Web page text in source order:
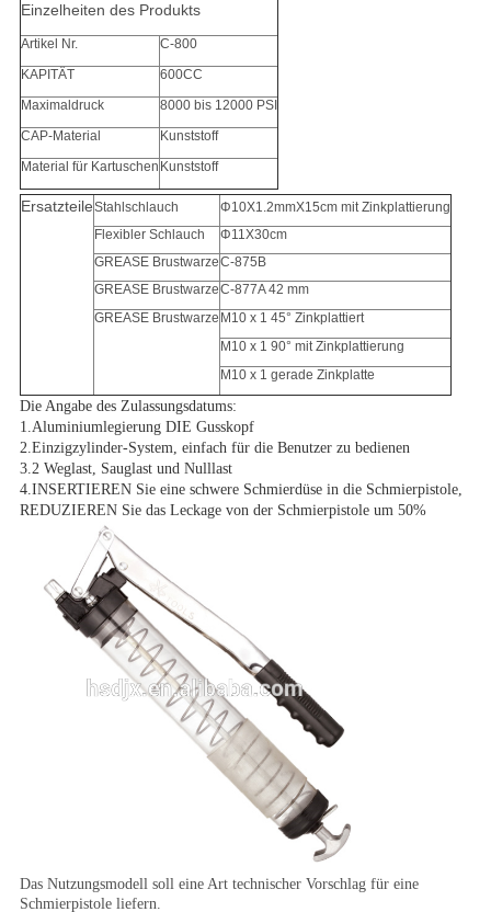
Einzelheiten des Produkts
Artikel Nr.
C-800
KAPITÄT
600CC
Maximaldruck
8000 bis 12000 PSI
CAP-Material
Kunststoff
Material für Kartuschen Kunststoff
ErsatzteileStahlschlauch
Φ10X1.2mmX15cm mit Zinkplattierung
Flexibler Schlauch
Φ11X30cm
GREASE BrustwarzeC-875B
GREASE BrustwarzeC-877A 42 mm
GREASE Brustwarze M10 x 1 45° Zinkplattiert
M10 x 1 90° mit Zinkplattierung
M10 x 1 gerade Zinkplatte
Die Angabe des Zulassungsdatums:
1.Aluminiumlegierung DIE Gusskopf
2.Einzigzylinder-System, einfach für die Benutzer zu bedienen
3.2 Weglast, Sauglast und Nulllast
4.INSERTIEREN Sie eine schwere Schmierdüse in die Schmierpistole,
REDUZIEREN Sie das Leckage von der Schmierpistole um 50%
Das Nutzungsmodell soll eine Art technischer Vorschlag für eine
Schmierpistole liefern.